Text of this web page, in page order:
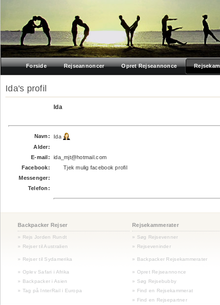
Forside Rejseannoncer Opret Rejseannonce
Ida's profil
Ida
Navn:
Ida
Alder:
E-mail:
ida_mjt@hotmail.com
Facebook:
Tjek mulig facebook profil
Messenger:
Telefon:
Backpacker Rejser Rejsekammerater
» Rejs Jorden Rundt
» Søg Rejsevenner
» Rejser til Australien
» Rejseveninder
» Rejser til Sydamerika » Backpacker Rejsekammerater
» Oplev Safari i Afrika
» Opret Rejseannonce
» Backpacker i Asien
» Søg Rejsebubby
» Tag på InterRail i Europa
» Find en Rejsekammerat
» Find en Rejsepartner